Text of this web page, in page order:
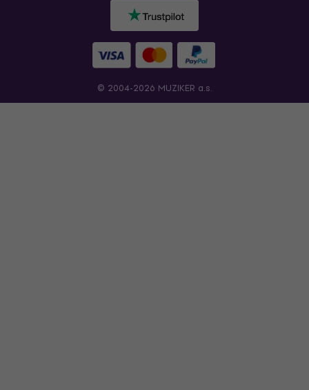
© 2004-2026 MUZIKER a.s.